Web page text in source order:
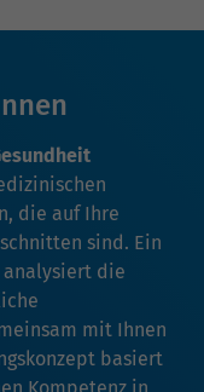
die auf Ihre
sind. Ein
analysiert die
mit Ihnen
basiert
Kompetenz in